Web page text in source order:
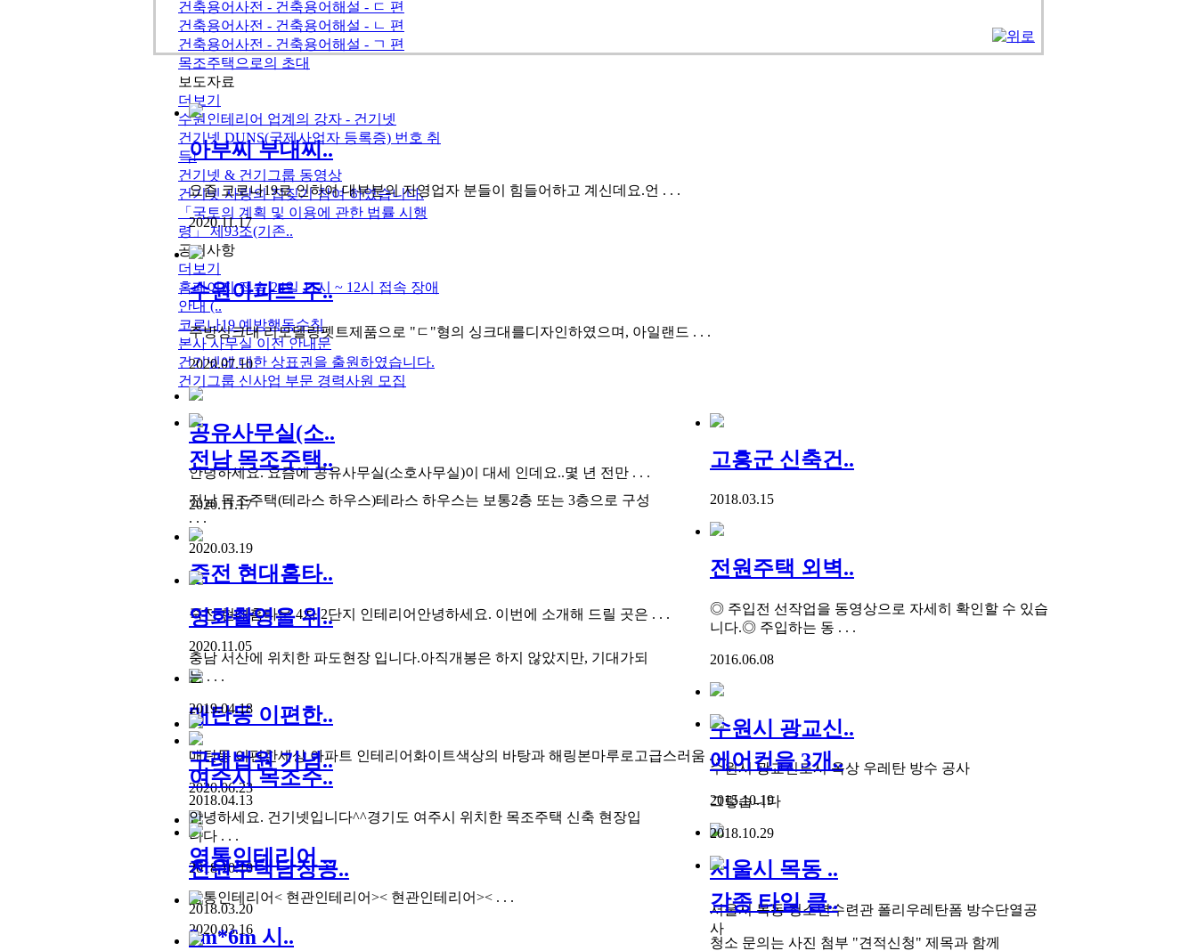
건축용어사전 - 건축용어해설 - ㄷ 편
건축용어사전 - 건축용어해설 - ㄴ 편
건축용어사전 - 건축용어해설 - ㄱ 편
목조주택으로의 초대
보도자료
더보기
수원인테리어 업계의 강자 - 건기넷
건기넷 DUNS(국제사업자 등록증) 번호 취
득!
건기넷 & 건기그룹 동영상
건기넷 사랑의 집짖기 참여 하였습니다.
「국토의 계획 및 이용에 관한 법률 시행
령」 제93조(기존..
공지사항
더보기
홈페이지 접속 24일 11시 ~ 12시 접속 장애
안내 (..
코로나19 예방행동수칙
본사 사무실 이전 안내문
건기넷에 대한 상표권을 출원하였습니다.
건기그룹 신사업 부문 경력사원 모집
아부찌 부대찌..
요즘 코로나19로 인하여 대부분의 자영업자 분들이 힘들어하고 계신데요.언 . . .
2020.11.17
수원아파트 주..
주방싱크대 리모델링펫트제품으로 "ㄷ"형의 싱크대를디자인하였으며, 아일랜드 . . .
2020.07.10
공유사무실(소..
안녕하세요. 요즘에 공유사무실(소호사무실)이 대세 인데요..몇 년 전만 . . .
2020.11.17
죽전 현대홈타..
죽전 현대홈타운 4차 2단지 인테리어안녕하세요. 이번에 소개해 드릴 곳은 . . .
2020.11.05
매탄동 이편한..
매탄동 이편한세상 아파트 인테리어화이트색상의 바탕과 해링본마루로고급스러움 . . .
2020.06.23
영통인테리어 ..
영통인테리어< 현관인테리어>< 현관인테리어>< . . .
2020.03.16
전남 목조주택..
전남 목조주택(테라스 하우스)테라스 하우스는 보통2층 또는 3층으로 구성
. . .
2020.03.19
영화촬영을 위..
충남 서산에 위치한 파도현장 입니다.아직개봉은 하지 않았지만, 기대가되
는 . . .
2019.04.18
여주시 목조주..
안녕하세요. 건기넷입니다^^경기도 여주시 위치한 목조주택 신축 현장입
니다 . . .
2018.10.10
3m*6m 시..
고흥군 신축건..
2018.03.15
전원주택 외벽..
◎ 주입전 선작업을 동영상으로 자세히 확인할 수 있습
니다.◎ 주입하는 동 . . .
2016.06.08
수원시 광교신..
수원시 광교신도시 옥상 우레탄 방수 공사
2015.10.19
서울시 목동 ..
서울시 목동 청소년수련관 폴리우레탄폼 방수단열공
사
구레법원 기념..
2018.04.13
전원주택담장공..
2018.03.20
에어컨을 3개..
그렇습니다
2018.10.29
각종 타일 클..
청소 문의는 사진 첨부 "견적신청" 제목과 함께